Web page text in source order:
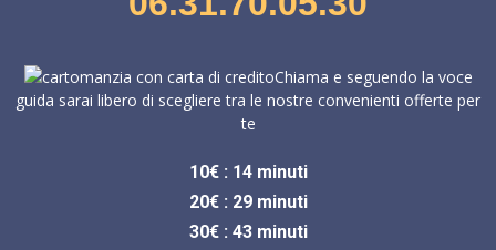
Chiama e seguendo la voce
guida sarai libero di scegliere tra le nostre convenienti offerte per
te
10€ : 14 minuti
20€ : 29 minuti
30€ : 43 minuti